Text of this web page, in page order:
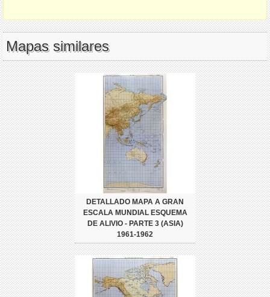
Mapas similares
DETALLADO MAPA A GRAN
ESCALA MUNDIAL ESQUEMA
DE ALIVIO - PARTE 3 (ASIA)
1961-1962